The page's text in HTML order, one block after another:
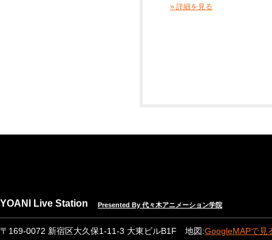
» 詳細を見る
YOANI Live Station Presented By 代々木アニメーション学院
〒169-0072 新宿区大久保1-11-3 大東ビルB1F 地図:GoogleMAPで見